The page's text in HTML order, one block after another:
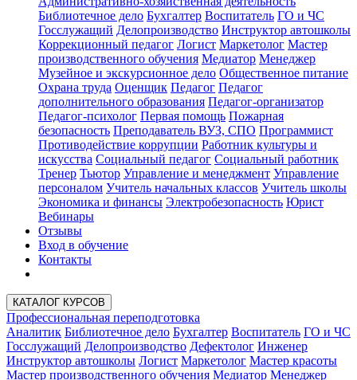
Библиотечное дело Бухгалтер Воспитатель ГО и ЧС
Госслужащий Делопроизводство Инструктор автошколы
Коррекционный педагог Логист Маркетолог Мастер
производственного обучения Медиатор Менеджер
Музейное и экскурсионное дело Общественное питание
Охрана труда Оценщик Педагог Педагог
дополнительного образования Педагог-организатор
Педагог-психолог Первая помощь Пожарная
безопасность Преподаватель ВУЗ, СПО Программист
Противодействие коррупции Работник культуры и
искусства Социальный педагог Социальный работник
Тренер Тьютор Управление и менеджмент Управление
персоналом Учитель начальных классов Учитель школы
Экономика и финансы Электробезопасность Юрист
Вебинары
Отзывы
Вход в обучение
Контакты
КАТАЛОГ КУРСОВ
Профессиональная переподготовка
Аналитик Библиотечное дело Бухгалтер Воспитатель ГО и ЧС
Госслужащий Делопроизводство Дефектолог Инженер
Инструктор автошколы Логист Маркетолог Мастер красоты
Мастер производственного обучения Медиатор Менеджер